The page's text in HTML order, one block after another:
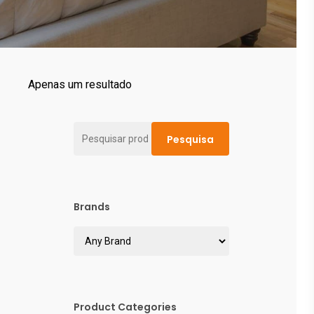
Apenas um resultado
Pesquisar
Pesquisa
Brands
Product Categories